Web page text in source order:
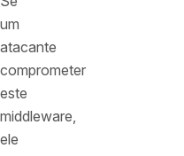
um
atacante
comprometer
este
middleware,
ele